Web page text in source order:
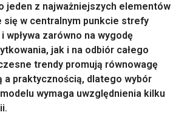
jeden z najważniejszych elementów
się w centralnym punkcie strefy
wpływa zarówno na wygodę
jak i na odbiór całego
trendy promują równowagę
a praktycznością, dlatego wybór
wymaga uwzględnienia kilku